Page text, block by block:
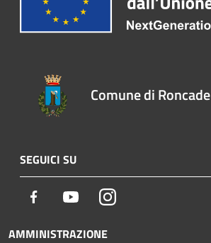
Comune di Roncade
SEGUICI SU
Facebook YoutubeInstagram
AMMINISTRAZIONE